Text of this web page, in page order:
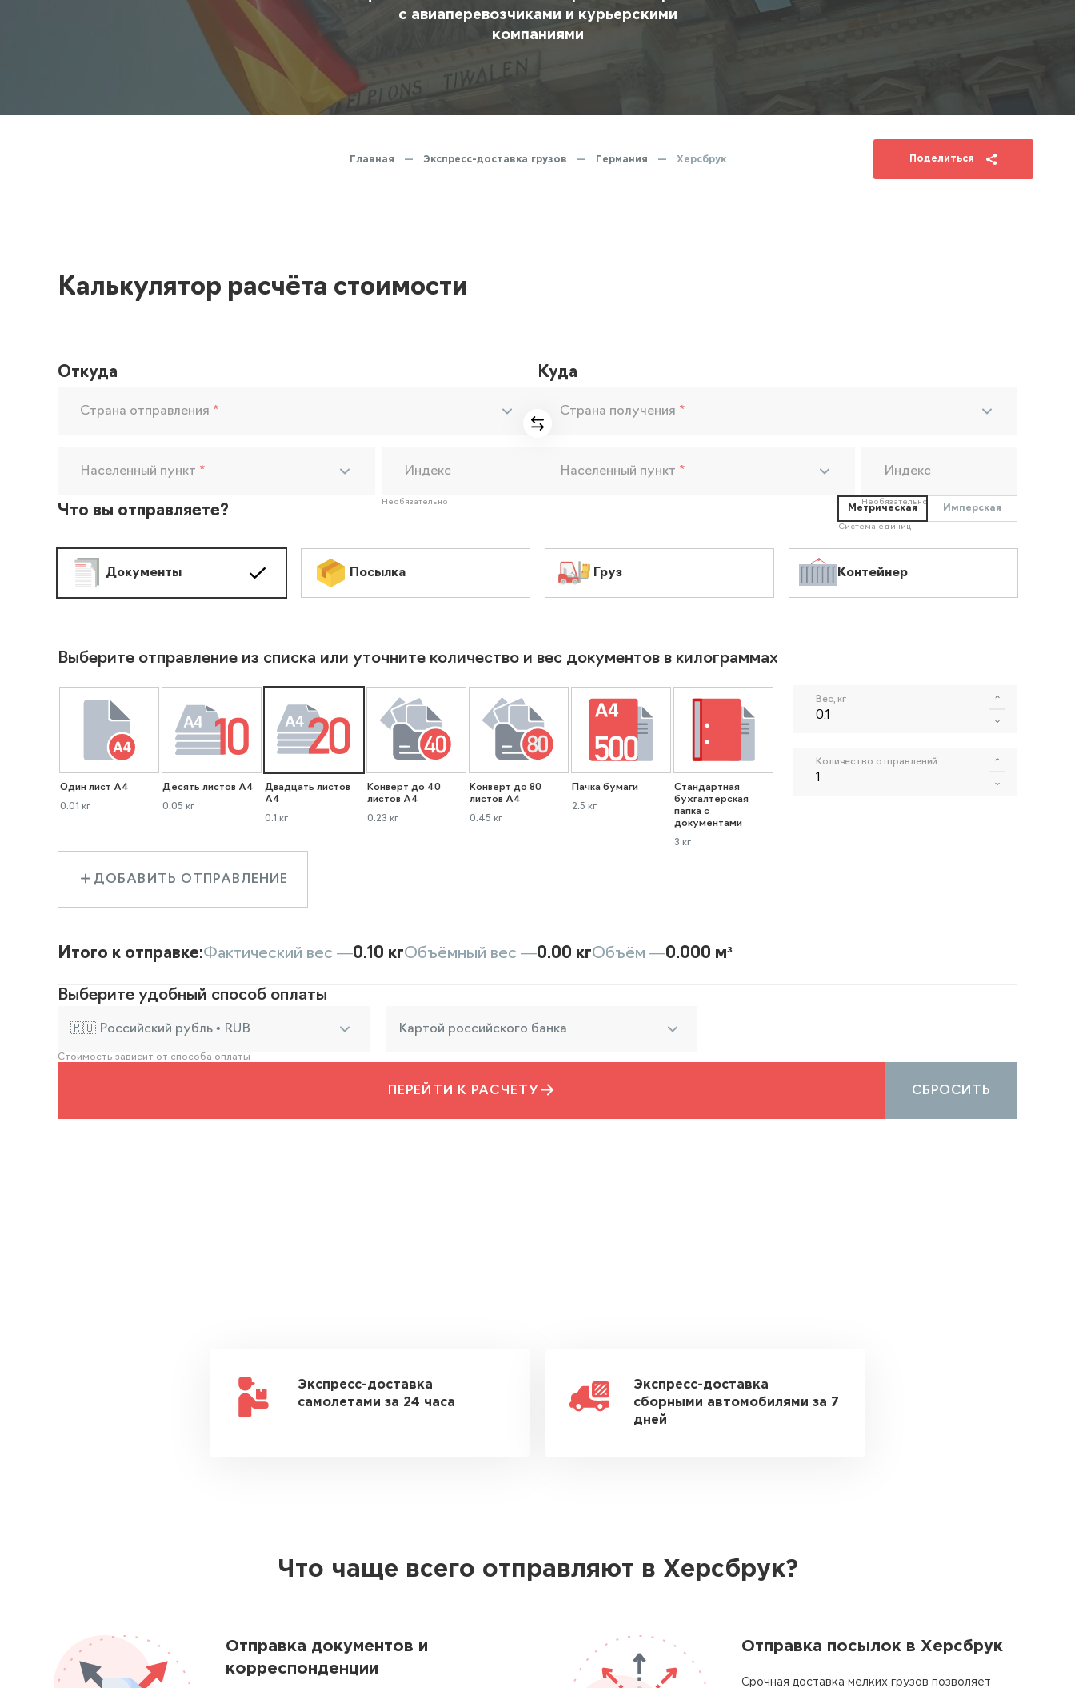
Полезная информация
декларирование
Помощь
с авиаперевозчиками и курьерскими
компаниями
Главная — Экспресс-доставка грузов — Германия — Херсбрук Поделиться
Калькулятор расчёта стоимости
Откуда
Страна отправления *
Населенный пункт * Индекс
Необязательно
Куда
Страна получения *
Населенный пункт * Индекс
Необязательно
Что вы отправляете? Метрическая Имперская
Система единиц
Документы Посылка Груз Контейнер
Выберите отправление из списка или уточните количество и вес документов в килограммах
Один лист А4
0.01 кг
Десять листов А4
0.05 кг
Двадцать листов
А4
0.1 кг
Конверт до 40
листов А4
0.23 кг
Конверт до 80
листов А4
0.45 кг
Пачка бумаги
2.5 кг
Стандартная
бухгалтерская
папка с
документами
3 кг
Вес, кг
Количество отправлений
ДОБАВИТЬ ОТПРАВЛЕНИЕ
Итого к отправке:Фактический вес —0.10 кгОбъёмный вес —0.00 кгОбъём —0.000 м³
Выберите удобный способ оплаты
🇷🇺 Российский рубль • RUB Картой российского банка
Стоимость зависит от способа оплаты
ПЕРЕЙТИ К РАСЧЕТУ СБРОСИТЬ
Экспресс-доставка
самолетами за 24 часа
Экспресс-доставка
сборными автомобилями за 7
дней
Что чаще всего отправляют в Херсбрук?
Отправка документов и
корреспонденции
Отправка посылок в Херсбрук
Срочная доставка мелких грузов позволяет